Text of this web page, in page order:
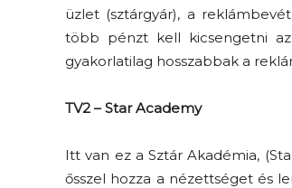
üzlet (sztárgyár), a
több pénzt kell kicsengetni
gyakorlatilag hosszabbak a
TV2 – Star Academy
Itt van ez a Sztár Akadémia,
ősszel hozza a nézettséget és